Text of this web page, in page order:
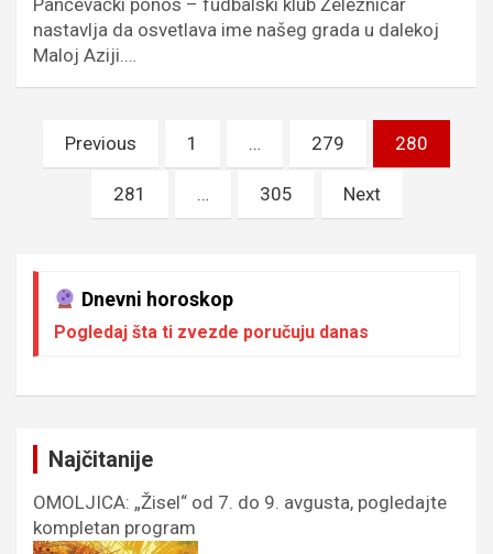
Pančevački ponos – fudbalski klub Železničar
nastavlja da osvetlava ime našeg grada u dalekoj
Maloj Aziji.…
Пагинација
чланака
Previous 1 … 279 280
281 … 305 Next
Dnevni horoskop
Pogledaj šta ti zvezde poručuju danas
Najčitanije
OMOLJICA: „Žisel“ od 7. do 9. avgusta, pogledajte
kompletan program